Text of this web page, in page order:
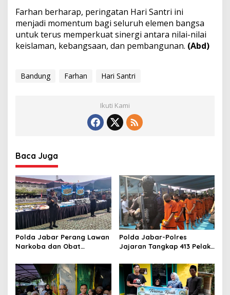
Farhan berharap, peringatan Hari Santri ini
menjadi momentum bagi seluruh elemen bangsa
untuk terus memperkuat sinergi antara nilai-nilai
keislaman, kebangsaan, dan pembangunan. (Abd)
Bandung Farhan Hari Santri
Ikuti Kami
Baca Juga
Polda Jabar Perang Lawan
Narkoba dan Obat
Lintas Provinsi dan
Internasional
Polda Jabar-Polres
Jajaran Tangkap 413 Pelaku
1.016 Motor Curian